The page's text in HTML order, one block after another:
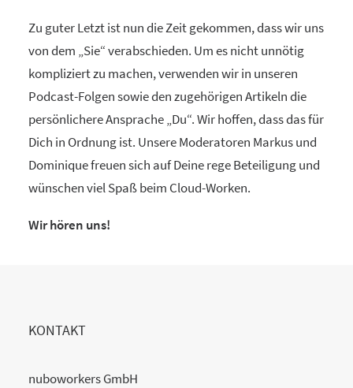
Zu guter Letzt ist nun die Zeit gekommen, dass wir uns
von dem „Sie“ verabschieden. Um es nicht unnötig
kompliziert zu machen, verwenden wir in unseren
Podcast-Folgen sowie den zugehörigen Artikeln die
persönlichere Ansprache „Du“. Wir hoffen, dass das für
Dich in Ordnung ist. Unsere Moderatoren Markus und
Dominique freuen sich auf Deine rege Beteiligung und
wünschen viel Spaß beim Cloud-Worken.
Wir hören uns!
KONTAKT
nuboworkers GmbH